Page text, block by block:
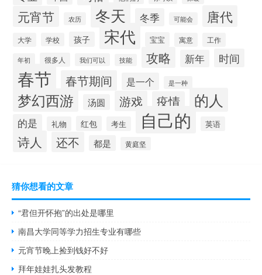
元宵节 农历 冬天 冬季 可能会 唐代
大学 学校 孩子 宋代 宝宝 寓意 工作
年初 很多人 我们可以 技能 攻略 新年 时间
春节 春节期间 是一个 是一种
梦幻西游 汤圆 游戏 疫情 的人
的是 礼物 红包 考生 自己的 英语
诗人 还不 都是 黄庭坚
猜你想看的文章
“君但开怀抱”的出处是哪里
南昌大学同等学力招生专业有哪些
元宵节晚上捡到钱好不好
拜年娃娃扎头发教程